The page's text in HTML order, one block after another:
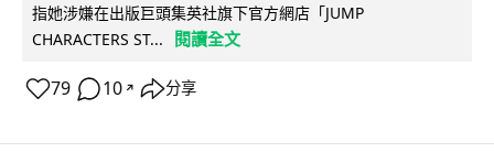
指她涉嫌在出版巨頭集英社旗下官方網店「JUMP
CHARACTERS ST...
閱讀全文
79 10 ↗ 分享